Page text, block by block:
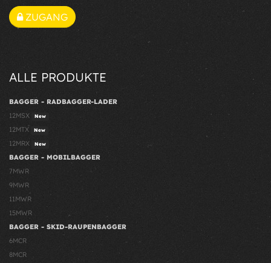
ZUGANG
ALLE PRODUKTE
BAGGER - RADBAGGER-LADER
12MSX
New
12MTX New
12MRX New
BAGGER - MOBILBAGGER
7MWR
9MWR
11MWR
15MWR
BAGGER - SKID-RAUPENBAGGER
6MCR
8MCR